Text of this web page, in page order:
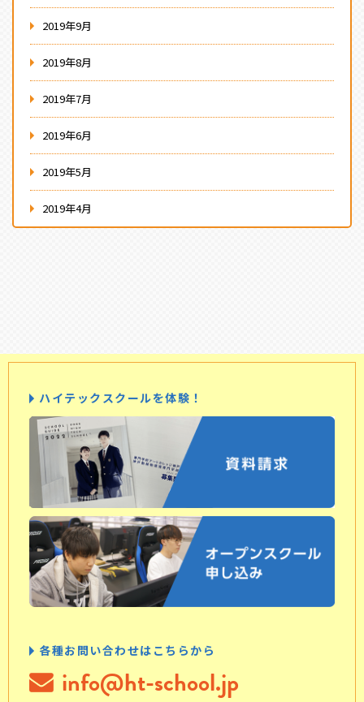
2019年9月
2019年8月
2019年7月
2019年6月
2019年5月
2019年4月
ハイテックスクールを体験！
各種お問い合わせはこちらから
info@ht-school.jp